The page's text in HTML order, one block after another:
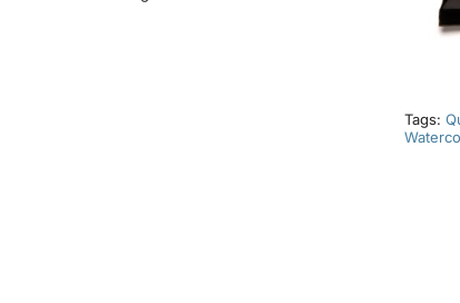
Tags: